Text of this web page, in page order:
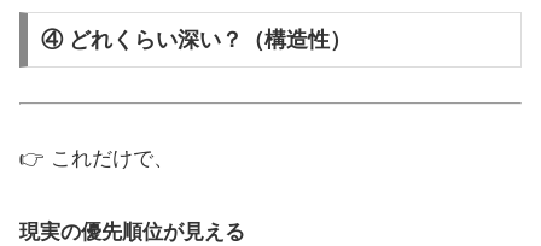
④ どれくらい深い？（構造性）
👉 これだけで、
現実の優先順位が見える